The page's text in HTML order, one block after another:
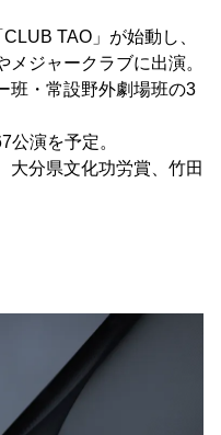
TAO」が始動し、
ジャークラブに出演。
班・常設野外劇場班の3
演を予定。
大分県文化功労賞、竹田